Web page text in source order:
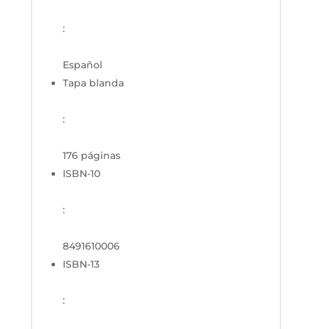
:
Español
Tapa blanda
:
176 páginas
ISBN-10
:
8491610006
ISBN-13
: